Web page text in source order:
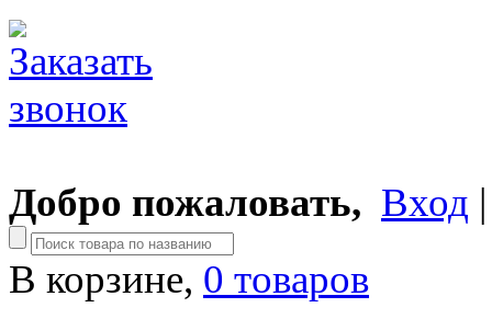
Добро пожаловать, Вход
В корзине, 0 товаров